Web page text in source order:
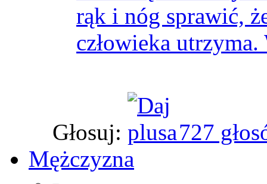
rąk i nóg sprawić,
człowieka
Głosuj:
727
Mężczyzna